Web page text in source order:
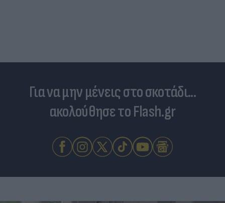
Για να μην μένεις στο σκοτάδι...
ακολούθησε το Flash.gr